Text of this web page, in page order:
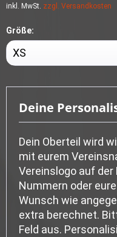
inkl. MwSt. zzgl. Versandkosten
Größe:
Deine
Dein Oberteil wird
mit eurem
Vereinslogo auf
Nummern oder
Wunsch wie
extra berechnet.
Feld aus.